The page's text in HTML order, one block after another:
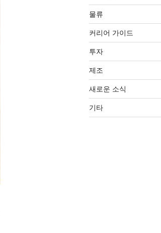
물류
커리어 가이드
투자
제조
새로운 소식
기타